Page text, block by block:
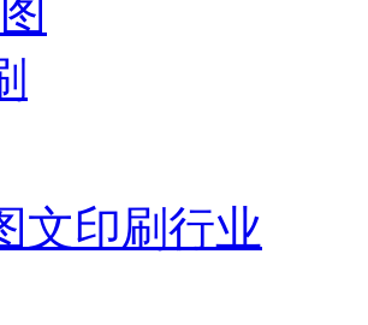
文印刷行业